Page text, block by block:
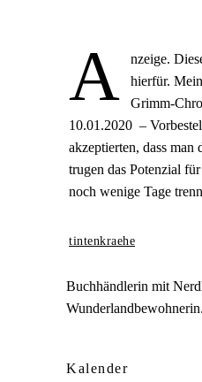
A
nzeige.
hierfür.
Grimm-
10.01.2020 –
akzeptierten, dass
trugen das Potenzial
noch wenige Tage
tintenkraehe
Buchhändlerin mit
Wunderlandbewohnerin.
Kalender